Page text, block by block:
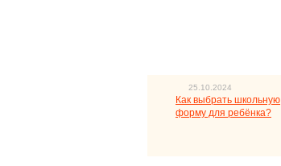
25.10.2024
Как выбрать школьную
форму для ребёнка?